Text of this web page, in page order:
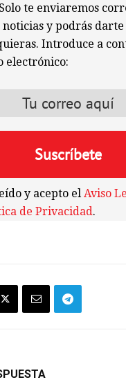
te enviaremos
noticias y podrás
Introduce a
electrónico:
y acepto elAviso
de Privacidad.